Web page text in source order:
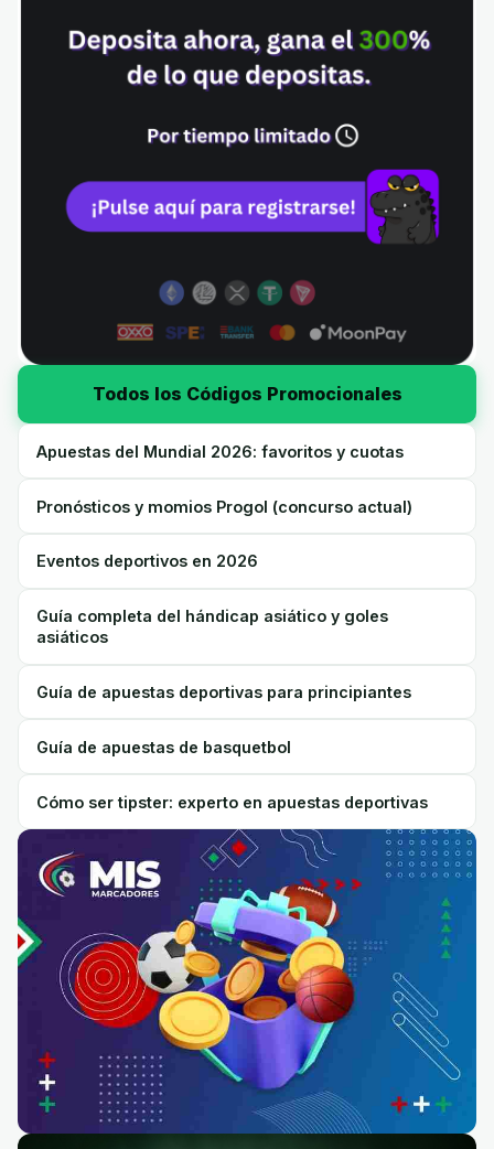
Todos los Códigos Promocionales
Apuestas del Mundial 2026: favoritos y cuotas
Pronósticos y momios Progol (concurso actual)
Eventos deportivos en 2026
Guía completa del hándicap asiático y goles
asiáticos
Guía de apuestas deportivas para principiantes
Guía de apuestas de basquetbol
Cómo ser tipster: experto en apuestas deportivas